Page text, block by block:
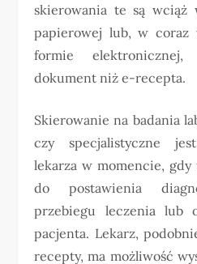
skierowania te są wciąż
papierowej lub, w coraz
formie
dokument niż e-recepta.
Skierowanie na badania
czy specjalistyczne
lekarza w momencie,
do postawienia
przebiegu leczenia lub
pacjenta. Lekarz,
recepty, ma możliwość